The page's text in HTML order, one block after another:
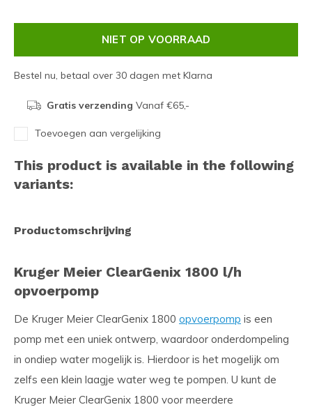
NIET OP VOORRAAD
Bestel nu, betaal over 30 dagen met Klarna
Gratis verzending Vanaf €65,-
Toevoegen aan vergelijking
This product is available in the following
variants:
Productomschrijving
Kruger Meier ClearGenix 1800 l/h
opvoerpomp
De Kruger Meier ClearGenix 1800 opvoerpomp is een
pomp met een uniek ontwerp, waardoor onderdompeling
in ondiep water mogelijk is. Hierdoor is het mogelijk om
zelfs een klein laagje water weg te pompen. U kunt de
Kruger Meier ClearGenix 1800 voor meerdere